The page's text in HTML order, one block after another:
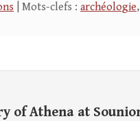
| Mots-clefs : archéologie,
of Athena at